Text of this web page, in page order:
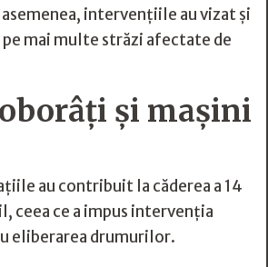
intervențiile au vizat și
pe mai multe străzi afectate de
și mașini
au contribuit la căderea a 14
ceea ce a impus intervenția
eliberarea drumurilor.